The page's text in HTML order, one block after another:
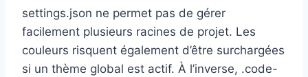
settings.json ne permet pas de gérer
facilement plusieurs racines de projet. Les
couleurs risquent également d’être surchargées
si un thème global est actif. À l’inverse, .code-